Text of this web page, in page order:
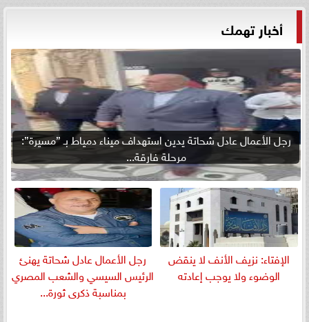
أخبار تهمك
رجل الأعمال عادل شحاتة يدين استهداف ميناء دمياط بـ ”مسيرة”:
مرحلة فارقة...
الإفتاء: نزيف الأنف لا ينقض
الوضوء ولا يوجب إعادته
رجل الأعمال عادل شحاتة يهنئ
الرئيس السيسي والشعب المصري
بمناسبة ذكرى ثورة...